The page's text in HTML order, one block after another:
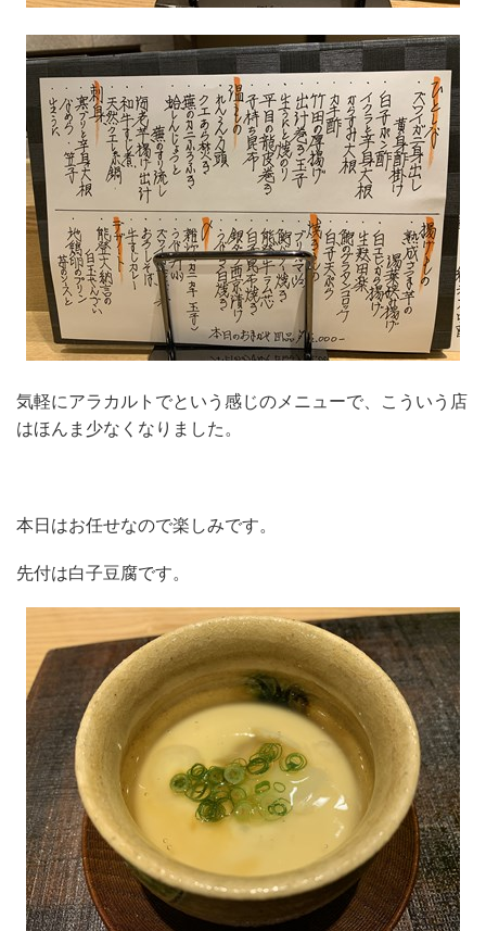
気軽にアラカルトでという感じのメニューで、こういう店
はほんま少なくなりました。
本日はお任せなので楽しみです。
先付は白子豆腐です。